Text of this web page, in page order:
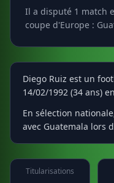
Il a disputé 1 match
coupe d'Europe :
Diego Ruiz est un
14/02/1992 (34 ans)
En sélection
avec Guatemala lors
Titularisations